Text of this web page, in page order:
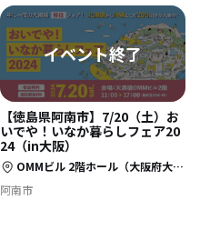
【徳島県阿南市】7/20（土）お
いでや！いなか暮らしフェア20
24（in大阪）
OMMビル 2階ホール（大阪府大阪市中央区大手前 1-7-31）
阿南市